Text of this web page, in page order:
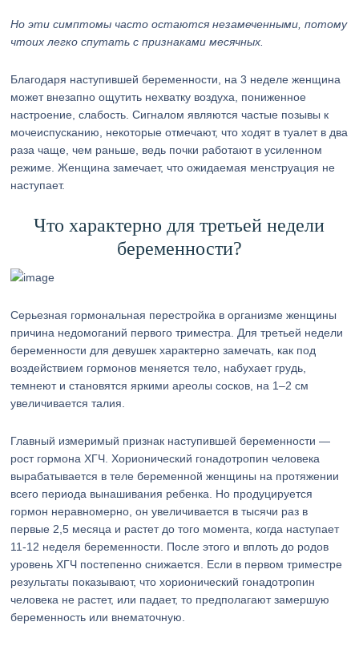
Но эти симптомы часто остаются незамеченными, потому
чтоих легко спутать с признаками месячных.
Благодаря наступившей беременности, на 3 неделе женщина
может внезапно ощутить нехватку воздуха, пониженное
настроение, слабость. Сигналом являются частые позывы к
мочеиспусканию, некоторые отмечают, что ходят в туалет в два
раза чаще, чем раньше, ведь почки работают в усиленном
режиме. Женщина замечает, что ожидаемая менструация не
наступает.
Что характерно для третьей недели
беременности?
Серьезная гормональная перестройка в организме женщины
причина недомоганий первого триместра. Для третьей недели
беременности для девушек характерно замечать, как под
воздействием гормонов меняется тело, набухает грудь,
темнеют и становятся яркими ареолы сосков, на 1–2 см
увеличивается талия.
Главный измеримый признак наступившей беременности —
рост гормона ХГЧ. Хорионический гонадотропин человека
вырабатывается в теле беременной женщины на протяжении
всего периода вынашивания ребенка. Но продуцируется
гормон неравномерно, он увеличивается в тысячи раз в
первые 2,5 месяца и растет до того момента, когда наступает
11-12 неделя беременности. После этого и вплоть до родов
уровень ХГЧ постепенно снижается. Если в первом триместре
результаты показывают, что хорионический гонадотропин
человека не растет, или падает, то предполагают замершую
беременность или внематочную.